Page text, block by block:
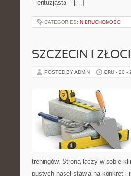
– entuzjasta – […]
CATEGORIES: NIERUCHOMOŚCI
SZCZECIN I
POSTED BY ADMIN GRU - 20 -
treningów. Strona łączy w sobie
pustych haseł stawia na konkret